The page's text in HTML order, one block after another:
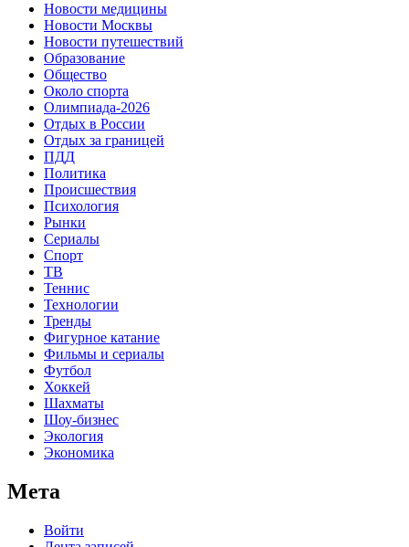
Новости медицины
Новости Москвы
Новости путешествий
Образование
Общество
Около спорта
Олимпиада-2026
Отдых в России
Отдых за границей
ПДД
Политика
Происшествия
Психология
Рынки
Сериалы
Спорт
ТВ
Теннис
Технологии
Тренды
Фигурное катание
Фильмы и сериалы
Футбол
Хоккей
Шахматы
Шоу-бизнес
Экология
Экономика
Мета
Войти